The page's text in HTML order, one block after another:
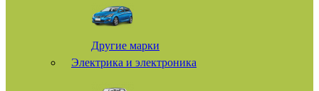
Другие марки
Электрика и электроника